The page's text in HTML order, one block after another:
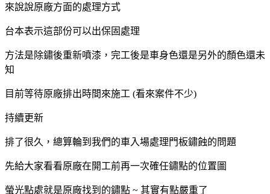
來說說原廠方面的處理方式
台本表示這部份可以出保固處理
方法是除鏽後重新噴漆，完工後是車身色還是另外的顏色還未
知
目前等待原廠排出時間來施工 (看來案件不少)
持續更新
排了很久，總算輪到我們的車入場處理門板鏽蝕的問題
先給大家看看原廠在開工前再一次確任鏽點的位置圖
螢光點處就是原廠找到的鏽點 ~ 其實有點嚴重了